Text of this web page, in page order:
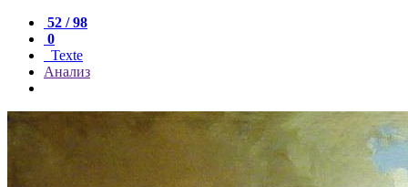
52 / 98
0
Texte
Анализ